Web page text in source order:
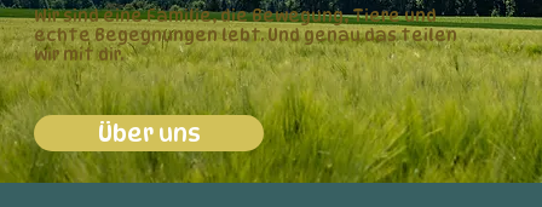
Wir sind eine Familie, die Bewegung, Tiere und
echte Begegnungen lebt. Und genau das teilen
wir mit dir.
Über uns